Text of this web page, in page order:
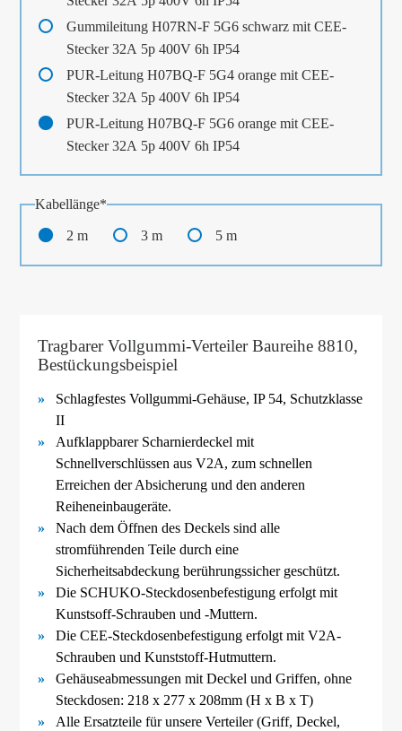
Gummileitung H07RN-F 5G6 schwarz mit CEE-
Stecker 32A 5p 400V 6h IP54
PUR-Leitung H07BQ-F 5G4 orange mit CEE-
Stecker 32A 5p 400V 6h IP54
PUR-Leitung H07BQ-F 5G6 orange mit CEE-
Stecker 32A 5p 400V 6h IP54
Pflichtfeld
Kabellänge*
2 m 3 m 5 m
Tragbarer Vollgummi-Verteiler Baureihe 8810,
Bestückungsbeispiel
Schlagfestes Vollgummi-Gehäuse, IP 54, Schutzklasse
II
Aufklappbarer Scharnierdeckel mit
Schnellverschlüssen aus V2A, zum schnellen
Erreichen der Absicherung und den anderen
Reiheneinbaugeräte.
Nach dem Öffnen des Deckels sind alle
stromführenden Teile durch eine
Sicherheitsabdeckung berührungssicher geschützt.
Die SCHUKO-Steckdosenbefestigung erfolgt mit
Kunstsoff-Schrauben und -Muttern.
Die CEE-Steckdosenbefestigung erfolgt mit V2A-
Schrauben und Kunststoff-Hutmuttern.
Gehäuseabmessungen mit Deckel und Griffen, ohne
Steckdosen: 218 x 277 x 208mm (H x B x T)
Alle Ersatzteile für unsere Verteiler (Griff, Deckel,